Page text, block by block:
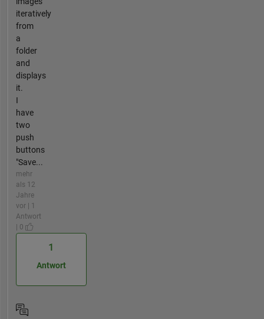
iteratively
from
a
folder
and
displays
it.
I
have
two
push
buttons
"Save...
mehr
als 12
Jahre
vor | 1
Antwort
| 0
1
Antwort